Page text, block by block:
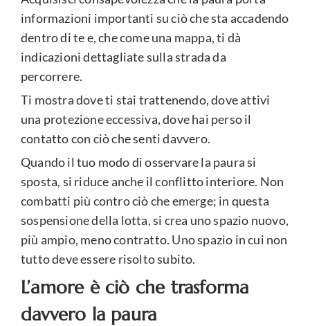
informazioni importanti su ciò che sta accadendo
dentro di te e, che come una mappa, ti dà
indicazioni dettagliate sulla strada da
percorrere.
Ti mostra dove ti stai trattenendo, dove attivi
una protezione eccessiva, dove hai perso il
contatto con ciò che senti davvero.
Quando il tuo modo di osservare la paura si
sposta, si riduce anche il conflitto interiore. Non
combatti più contro ciò che emerge; in questa
sospensione della lotta, si crea uno spazio nuovo,
più ampio, meno contratto. Uno spazio in cui non
tutto deve essere risolto subito.
L’amore è ciò che trasforma
davvero la paura